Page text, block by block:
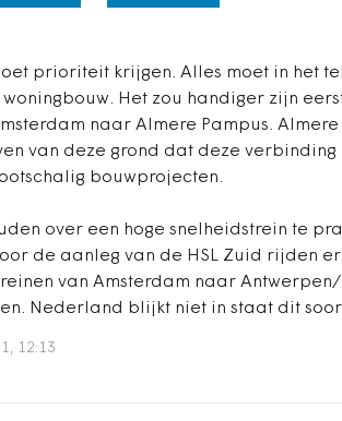
prioriteit krijgen. Alles moet in het
Het zou handiger zijn
naar Almere Pampus.
van deze grond dat deze verbinding
bouwprojecten.
over een hoge snelheidstrein te
de aanleg van de HSL Zuid rijden er
van Amsterdam naar Antwerpen/
Nederland blijkt niet in staat dit
12:13